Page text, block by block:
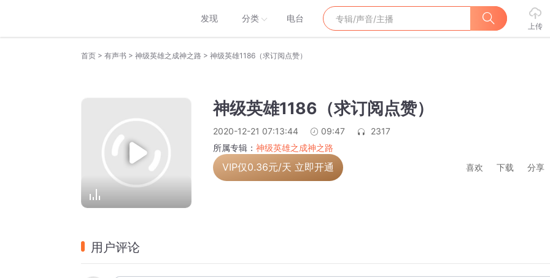
发现 分类 电台
上传
首页 > 有声书 > 神级英雄之成神之路 > 神级英雄1186（求订阅点赞）
神级英雄1186（求订阅点赞）
2020-12-21 07:13:44 09:47
2317
所属专辑： 神级英雄之成神之路
VIP仅0.36元/天 立即开通 喜欢 下载 分享
用户评论